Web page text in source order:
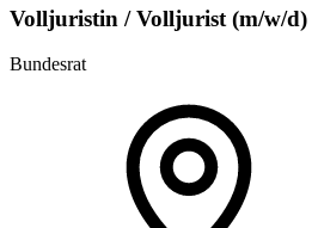
Volljuristin / Volljurist (m/w/d)
Bundesrat